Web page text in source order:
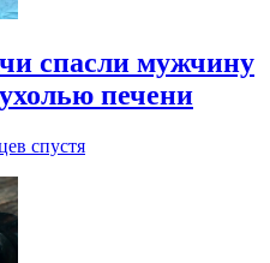
спасли мужчину
печени
спустя